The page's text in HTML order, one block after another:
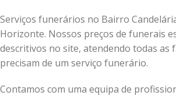
Serviços funerários no Bairro
Horizonte. Nossos preços de funerais
descritivos no site, atendendo todas as
precisam de um serviço funerário.
Contamos com uma equipa de